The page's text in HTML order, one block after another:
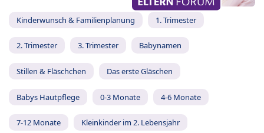
Kinderwunsch & Familienplanung 1. Trimester
2. Trimester 3. Trimester Babynamen
Stillen & Fläschchen Das erste Gläschen
Babys Hautpflege 0-3 Monate 4-6 Monate
7-12 Monate Kleinkinder im 2. Lebensjahr